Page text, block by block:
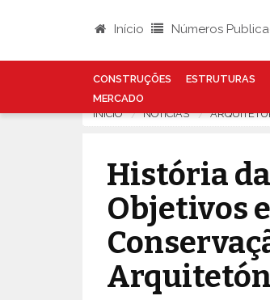
Início Números
CONSTRUÇÕES ESTRUTURAS
MERCADO
INÍCIO NOTÍCIAS
História
Objetivos